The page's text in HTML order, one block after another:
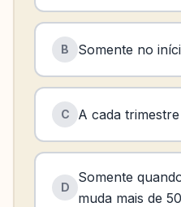
B Somente no
C A cada trimestre
D
Somente
muda mais de